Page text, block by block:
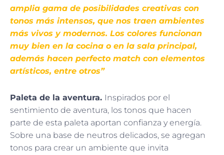
amplia gama de posibilidades creativas con
tonos más intensos, que nos traen ambientes
más vivos y modernos. Los colores funcionan
muy bien en la cocina o en la sala principal,
además hacen perfecto match con elementos
artísticos, entre otros”
Paleta de la aventura. Inspirados por el
sentimiento de aventura, los tonos que hacen
parte de esta paleta aportan confianza y energía.
Sobre una base de neutros delicados, se agregan
tonos para crear un ambiente que invita